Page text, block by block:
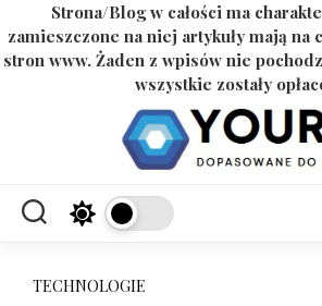
Strona/Blog w całości ma
zamieszczone na niej artykuły mają na
stron www. Żaden z wpisów nie
wszystkie zostały
TECHNOLOGIE